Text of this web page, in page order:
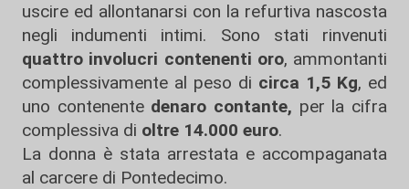
uscire ed allontanarsi con la refurtiva nascosta
negli indumenti intimi. Sono stati rinvenuti
quattro involucri contenenti oro, ammontanti
complessivamente al peso di circa 1,5 Kg, ed
uno contenente denaro contante, per la cifra
complessiva di oltre 14.000 euro.
La donna è stata arrestata e accompaganata
al carcere di Pontedecimo.